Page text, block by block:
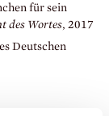
für sein
des Wortes, 2017
Deutschen